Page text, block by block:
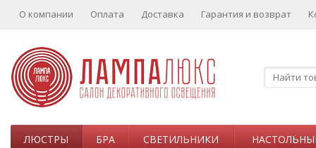
О компании Оплата Доставка Гарантия и возврат
ЛЮСТРЫ БРА СВЕТИЛЬНИКИ